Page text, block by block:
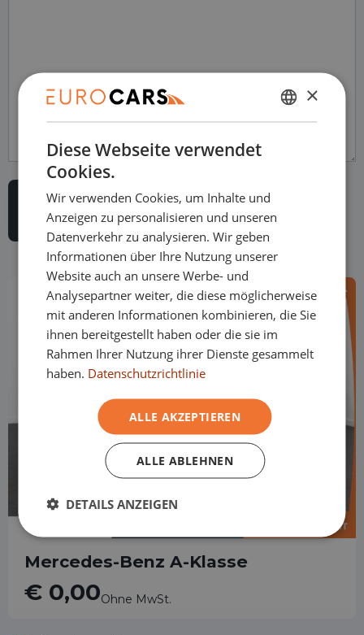
Mercedes-Benz A-Klasse
€ 0,00Ohne MwSt.
NIEDERLÄNDISCH
ENGLISH
FRENCH
×
Diese Webseite verwendet
Cookies.
Wir verwenden Cookies, um Inhalte und
Anzeigen zu personalisieren und unseren
Datenverkehr zu analysieren. Wir geben
Informationen über Ihre Nutzung unserer
Website auch an unsere Werbe- und
Analysepartner weiter, die diese möglicherweise
mit anderen Informationen kombinieren, die Sie
ihnen bereitgestellt haben oder die sie im
Rahmen Ihrer Nutzung ihrer Dienste gesammelt
haben. Datenschutzrichtlinie
ALLE AKZEPTIEREN
ALLE ABLEHNEN
DETAILS ANZEIGEN